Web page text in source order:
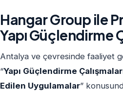
Hangar Group ile
Yapı Güçlendirme
Antalya ve çevresinde faaliyet
“Yapı Güçlendirme
Edilen Uygulamalar”